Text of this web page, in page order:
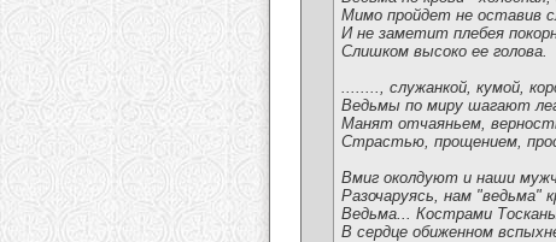
Мимо пройдет не оставив
И не заметит плебея
Слишком высоко ее голова.
........, служанкой, кумой,
Ведьмы по миру шагают
Манят отчаяньем,
Страстью, прощением,
Вмиг околдуют и наши
Разочаруясь, нам "ведьма"
Ведьма... Кострами
В сердце обиженном